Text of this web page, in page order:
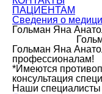
ПАЦИЕНТАМ
Сведения о
Гольман Яна
Гольман Яна
профессионалам!
*Имеются
консультация
Наши специалисты